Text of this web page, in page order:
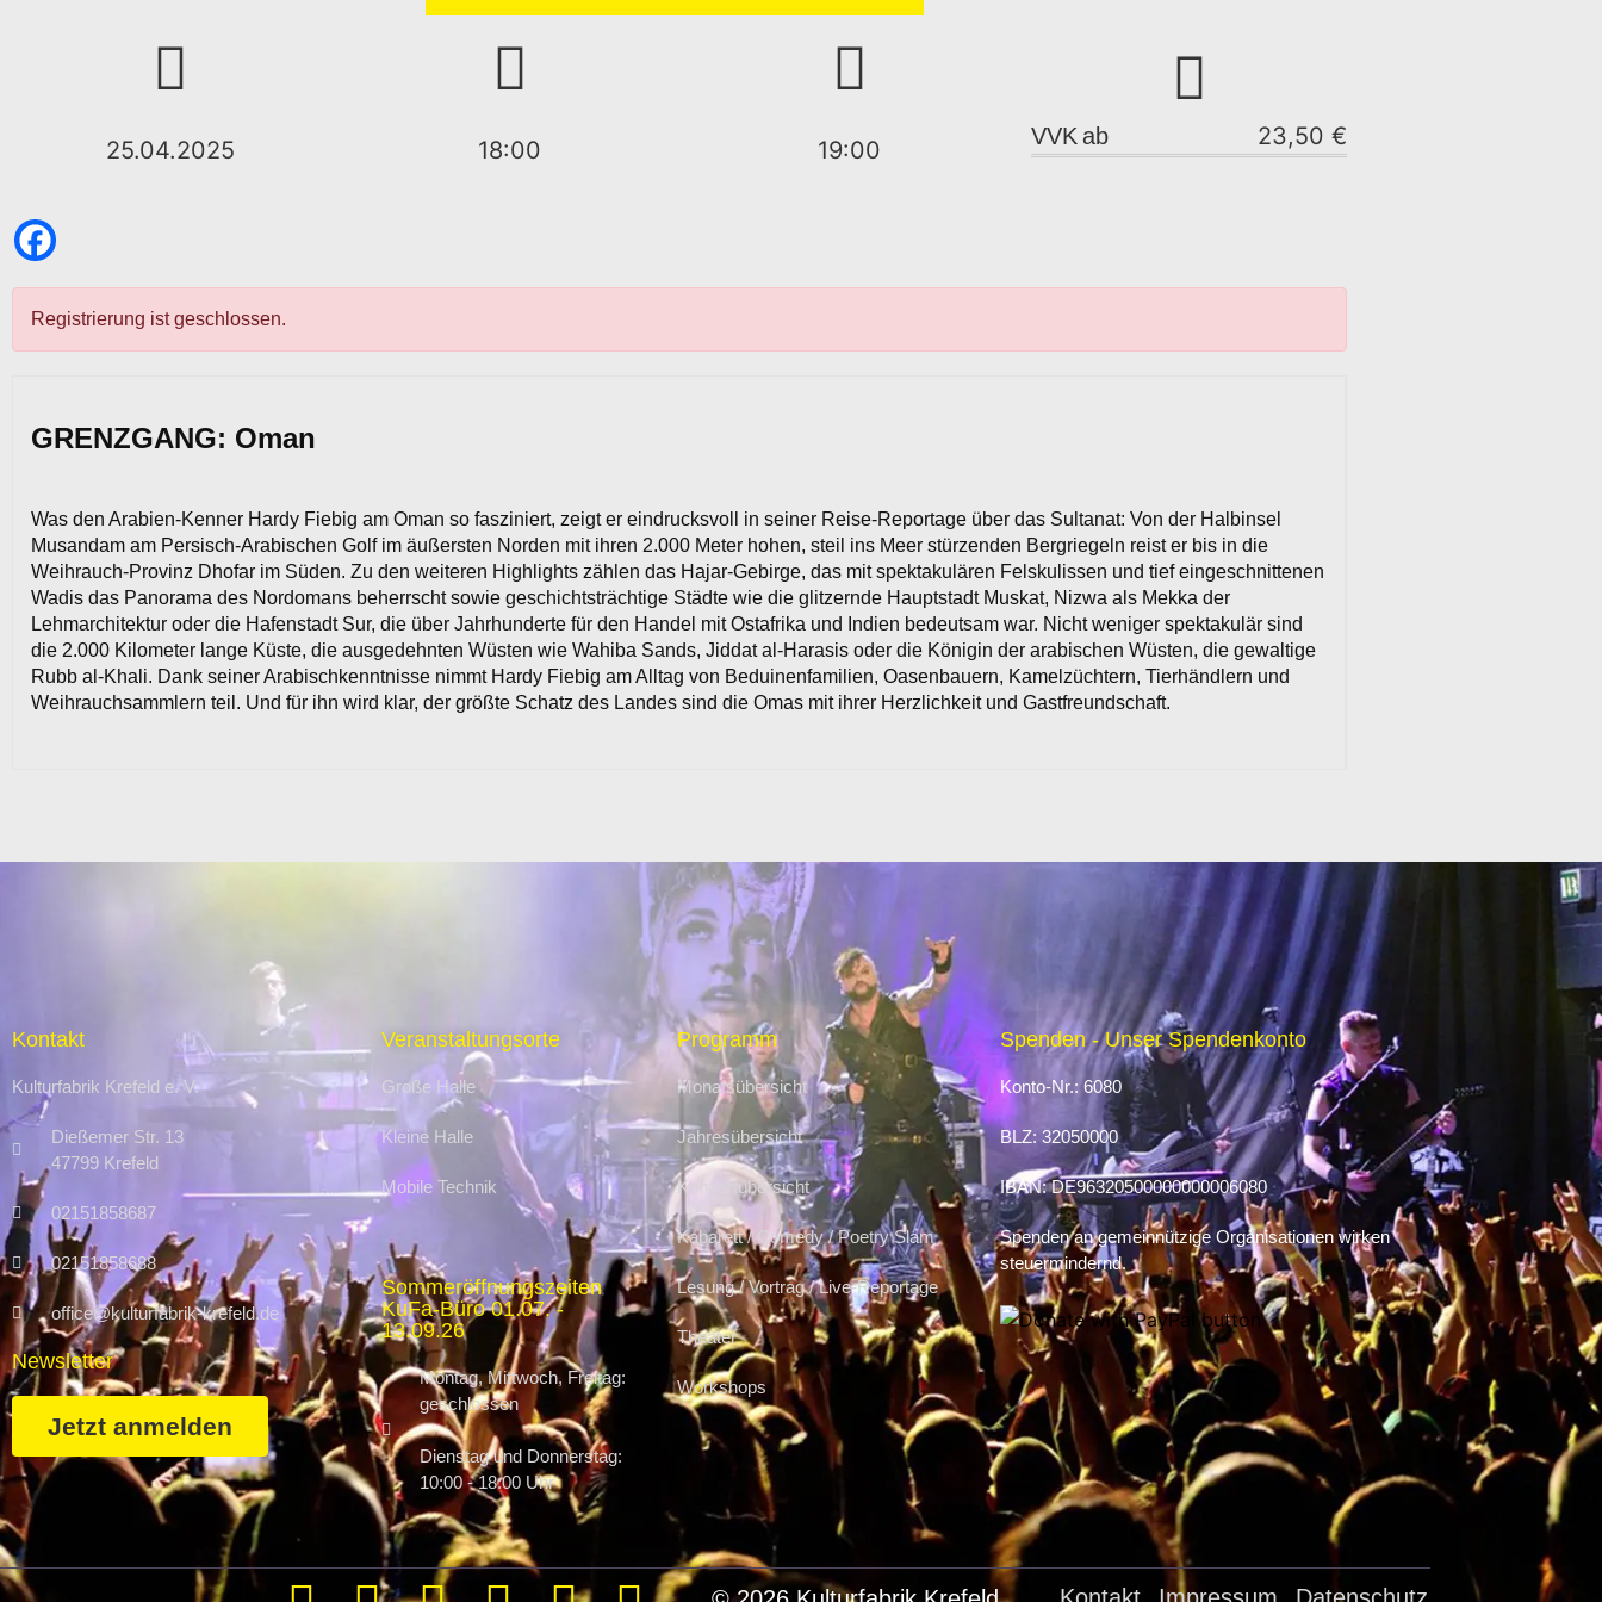
25.04.2025 18:00 19:00 VVK ab 23,50 €
Registrierung ist geschlossen.
GRENZGANG: Oman
Was den Arabien-Kenner Hardy Fiebig am Oman so fasziniert, zeigt er eindrucksvoll in seiner Reise-Reportage über das Sultanat: Von der Halbinsel
Musandam am Persisch-Arabischen Golf im äußersten Norden mit ihren 2.000 Meter hohen, steil ins Meer stürzenden Bergriegeln reist er bis in die
Weihrauch-Provinz Dhofar im Süden. Zu den weiteren Highlights zählen das Hajar-Gebirge, das mit spektakulären Felskulissen und tief eingeschnittenen
Wadis das Panorama des Nordomans beherrscht sowie geschichtsträchtige Städte wie die glitzernde Hauptstadt Muskat, Nizwa als Mekka der
Lehmarchitektur oder die Hafenstadt Sur, die über Jahrhunderte für den Handel mit Ostafrika und Indien bedeutsam war. Nicht weniger spektakulär sind
die 2.000 Kilometer lange Küste, die ausgedehnten Wüsten wie Wahiba Sands, Jiddat al-Harasis oder die Königin der arabischen Wüsten, die gewaltige
Rubb al-Khali. Dank seiner Arabischkenntnisse nimmt Hardy Fiebig am Alltag von Beduinenfamilien, Oasenbauern, Kamelzüchtern, Tierhändlern und
Weihrauchsammlern teil. Und für ihn wird klar, der größte Schatz des Landes sind die Omas mit ihrer Herzlichkeit und Gastfreundschaft.
Kontakt
Kulturfabrik Krefeld e. V.
Dießemer Str. 13
47799 Krefeld
02151858687
02151858688
office@kulturfabrik-krefeld.de
Newsletter
Jetzt anmelden
Veranstaltungsorte
Große Halle
Kleine Halle
Mobile Technik
Sommeröffnungszeiten
KuFa-Büro 01.07. -
13.09.26
Montag, Mittwoch, Freitag:
geschlossen
Dienstag und Donnerstag:
10:00 - 18:00 Uhr
Programm
Monatsübersicht
Jahresübersicht
Konzertübersicht
Kabarett / Comedy / Poetry Slam
Lesung / Vortrag / Live-Reportage
Theater
Workshops
Spenden - Unser Spendenkonto
Konto-Nr.: 6080
BLZ: 32050000
IBAN: DE96320500000000006080
Spenden an gemeinnützige Organisationen wirken
steuermindernd.